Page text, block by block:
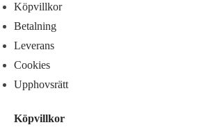
Köpvillkor
Betalning
Leverans
Cookies
Upphovsrätt
Köpvillkor